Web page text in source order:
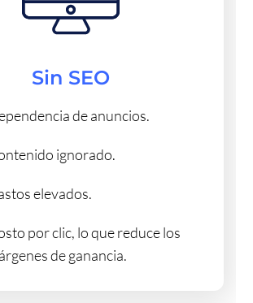
Sin SEO
de anuncios.
ignorado.
elevados.
por clic, lo que reduce los
de ganancia.